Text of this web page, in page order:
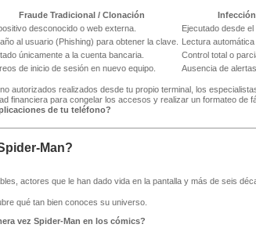
Fraude Tradicional / Clonación
desconocido o web externa.
Ejecutado desde el
al usuario (Phishing) para obtener la clave.
Lectura
únicamente a la cuenta bancaria.
Control total o
de inicio de sesión en nuevo equipo. Ausencia de
autorizados realizados desde tu propio terminal, los
financiera para congelar los accesos y realizar un formateo de
de tu teléfono?
Man?
actores que le han dado vida en la pantalla y más de seis
qué tan bien conoces su universo.
vez Spider-Man en los cómics?